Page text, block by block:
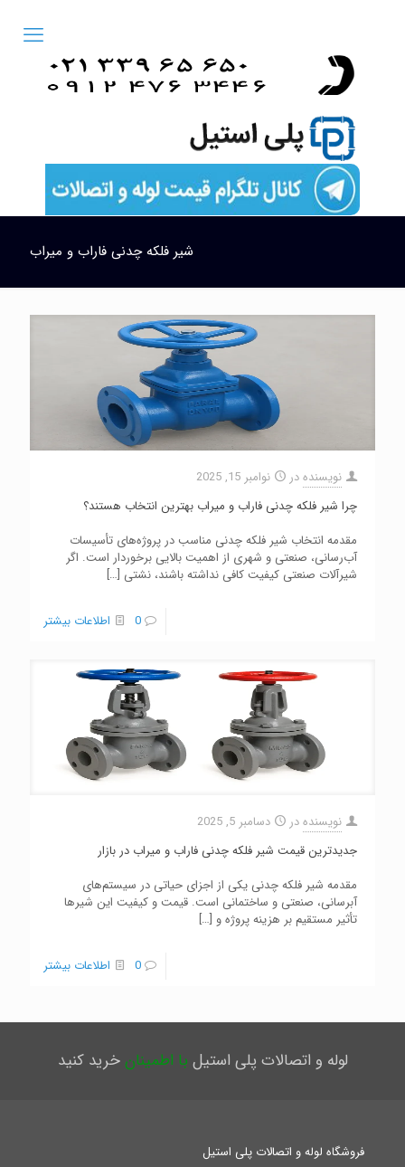
شیر فلکه چدنی فاراب و میراب
نویسندهدر
نوامبر 15, 2025
چرا شیر فلکه چدنی فاراب و میراب بهترین انتخاب هستند؟
مقدمه انتخاب شیر فلکه چدنی مناسب در پروژه‌های تأسیسات
آب‌رسانی، صنعتی و شهری از اهمیت بالایی برخوردار است. اگر
شیرآلات صنعتی کیفیت کافی نداشته باشند، نشتی […]
0 اطلاعات بیشتر
نویسندهدر
دسامبر 5, 2025
جدیدترین قیمت شیر فلکه چدنی فاراب و میراب در بازار
مقدمه شیر فلکه چدنی یکی از اجزای حیاتی در سیستم‌های
آبرسانی، صنعتی و ساختمانی است. قیمت و کیفیت این شیرها
تأثیر مستقیم بر هزینه پروژه و […]
0 اطلاعات بیشتر
لوله و اتصالات پلی استیل با اطمینانخرید کنید
فروشگاه لوله و اتصالات پلی استیل